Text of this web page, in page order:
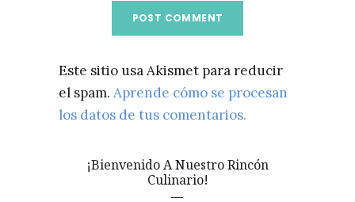
Este sitio usa Akismet para reducir
el spam. Aprende cómo se procesan
los datos de tus comentarios.
¡Bienvenido A Nuestro Rincón
Culinario!